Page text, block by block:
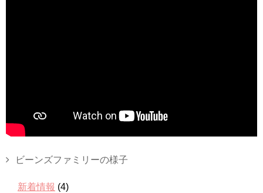
ビーンズファミリーの様子
新着情報 (4)